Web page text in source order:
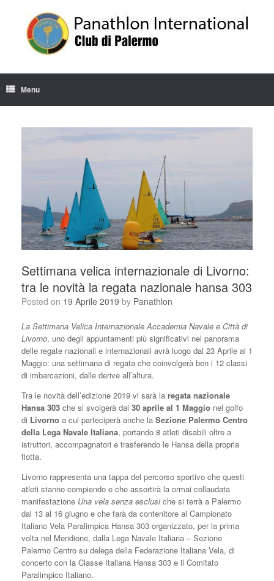
Menu
Settimana velica internazionale di Livorno:
tra le novità la regata nazionale hansa 303
Posted on 19 Aprile 2019 by Panathlon
La Settimana Velica Internazionale Accademia Navale e Città di
Livorno, uno degli appuntamenti più significativi nel panorama
delle regate nazionali e internazionali avrà luogo dal 23 Aprile al 1
Maggio: una settimana di regata che coinvolgerà ben i 12 classi
di imbarcazioni, dalle derive all’altura.
Tra le novità dell’edizione 2019 vi sarà la regata nazionale
Hansa 303 che si svolgerà dal 30 aprile al 1 Maggio nel golfo
di Livorno a cui parteciperà anche la Sezione Palermo Centro
della Lega Navale Italiana, portando 8 atleti disabili oltre a
istruttori, accompagnatori e trasferendo le Hansa della propria
flotta.
Livorno rappresenta una tappa del percorso sportivo che questi
atleti stanno compiendo e che assortirà la ormai collaudata
manifestazione Una vela senza esclusiche si terrà a Palermo
dal 13 al 16 giugno e che farà da contenitore al Campionato
Italiano Vela Paralimpica Hansa 303 organizzato, per la prima
volta nel Meridione, dalla Lega Navale Italiana – Sezione
Palermo Centro su delega della Federazione Italiana Vela, di
concerto con la Classe Italiana Hansa 303 e il Comitato
Paralimpico Italiano.